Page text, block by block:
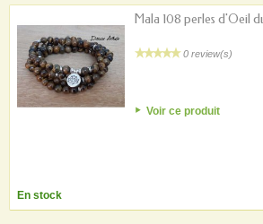
Mala 108 perles d'Oeil
0 review(s)
Voir ce produit
En stock